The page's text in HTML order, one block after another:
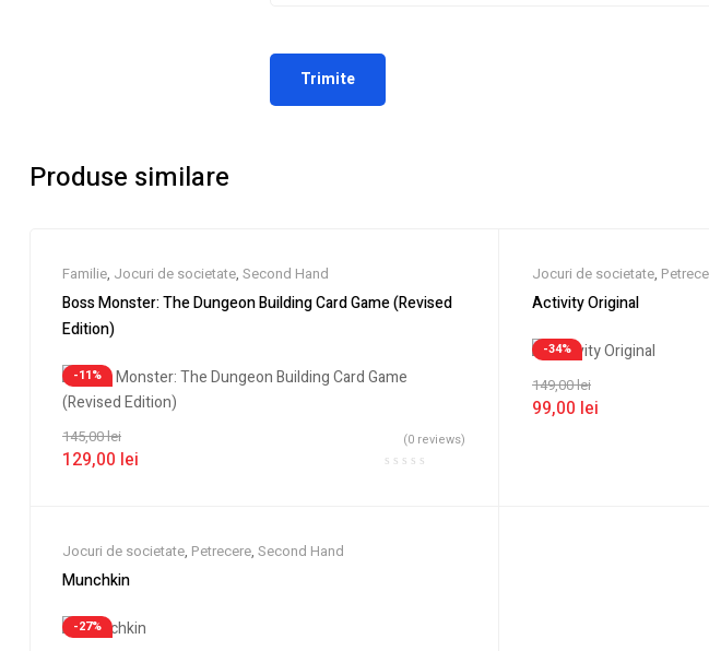
Produse similare
Familie, Jocuri de societate, Second Hand
Boss Monster: The Dungeon Building Card Game (Revised
Edition)
-11%
145,00lei
129,00 lei
(0 reviews)
Jocuri de societate,
Activity Original
-34%
149,00lei
99,00 lei
Jocuri de societate, Petrecere, Second Hand
Munchkin
-27%